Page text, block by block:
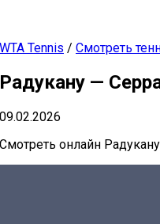
WTA Tennis / Смотреть
Радукану —
09.02.2026
Смотреть онлайн